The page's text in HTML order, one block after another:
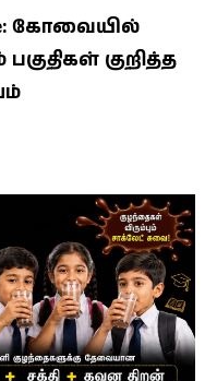
கோவையில்
குறித்த